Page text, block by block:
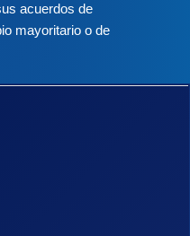
acuerdos de
mayoritario o de